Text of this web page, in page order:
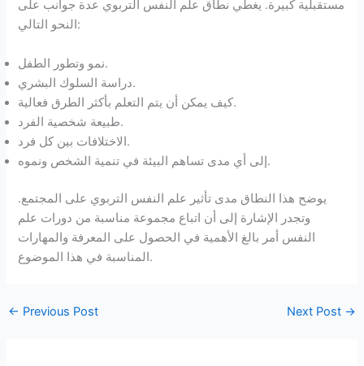
مستقبلية كبيرة. يغطي نطاق علم النفس التربوي عدة جوانب على
النحو التالي:
نمو وتطور الطفل.
دراسة السلوك البشري.
كيف يمكن أن يتم التعلم بأكثر الطرق فعالية.
طبيعة شخصية الفرد.
الاختلافات بين كل فرد.
إلى أي مدى تساهم البيئة في تنمية الشخص ونموه.
يوضح هذا النطاق مدى تأثير علم النفس التربوي على المجتمع.
وتجدر الإشارة إلى أن اتباع مجموعة مناسبة من دورات علم
النفس أمر بالغ الأهمية في الحصول على المعرفة والمهارات
المناسبة في هذا الموضوع.
← Previous Post Next Post →